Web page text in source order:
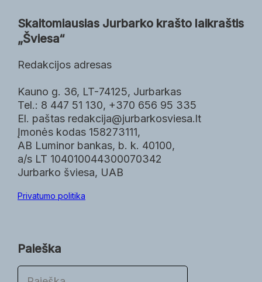
Skaitomiausias Jurbarko krašto laikraštis
„Šviesa“
Redakcijos adresas
Kauno g. 36, LT-74125, Jurbarkas
Tel.: 8 447 51 130, +370 656 95 335
El. paštas redakcija@jurbarkosviesa.lt
Įmonės kodas 158273111,
AB Luminor bankas, b. k. 40100,
a/s LT 104010044300070342
Jurbarko šviesa, UAB
Privatumo politika
Paieška
P